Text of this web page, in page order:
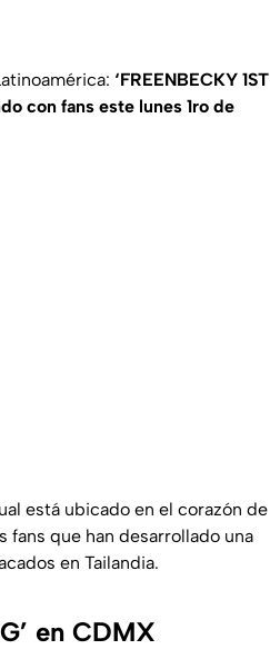
: ‘FREENBECKY 1ST
con fans este lunes 1ro de
está ubicado en el corazón de
fans que han desarrollado una
en Tailandia.
en CDMX